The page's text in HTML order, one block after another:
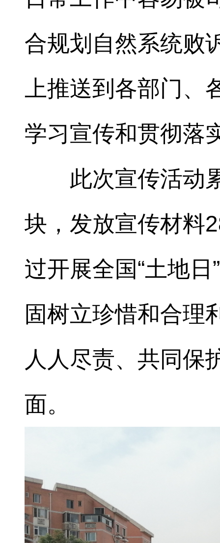
合规划自然系统败
上推送到各部门
学习宣传和贯彻落
此次宣传活动
块，发放宣传材料
过开展全国“土地
固树立珍惜和合理
人人尽责、共同保
面。